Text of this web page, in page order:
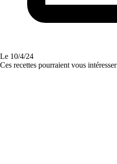
Le 10/4/24
Ces recettes pourraient vous intéresser